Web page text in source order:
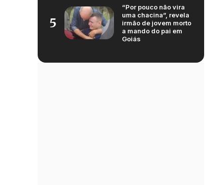
5
“Por pouco não vira
uma chacina”, revela
irmão de jovem morto
a mando do pai em
Goiás